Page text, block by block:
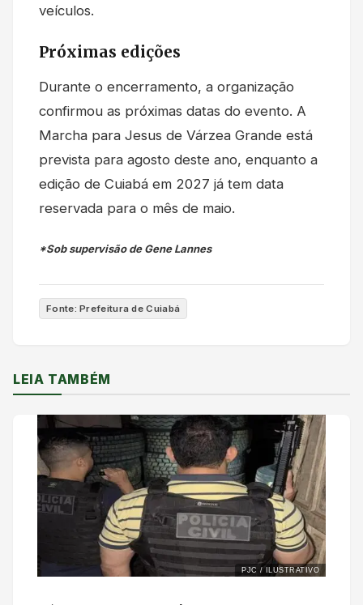
veículos.
Próximas edições
Durante o encerramento, a organização
confirmou as próximas datas do evento. A
Marcha para Jesus de Várzea Grande está
prevista para agosto deste ano, enquanto a
edição de Cuiabá em 2027 já tem data
reservada para o mês de maio.
*Sob supervisão de Gene Lannes
Fonte: Prefeitura de Cuiabá
LEIA TAMBÉM
PJC / ILUSTRATIVO